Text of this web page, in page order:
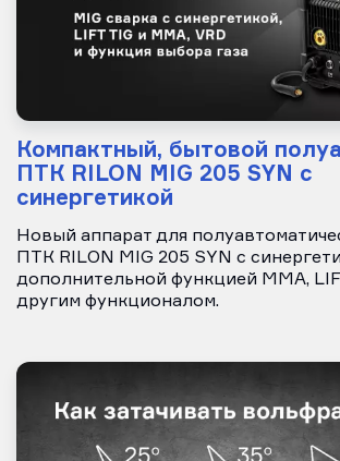
Компактный, бытовой
ПТК RILON MIG 205 SYN с
синергетикой
Новый аппарат для
ПТК RILON MIG 205 SYN с
дополнительной функцией ММА,
другим функционалом.